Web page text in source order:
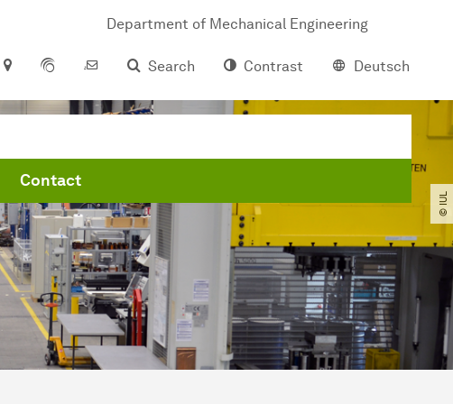
Department of Mechanical Engineering
Search
Contrast Deutsch
Contact
© IUL